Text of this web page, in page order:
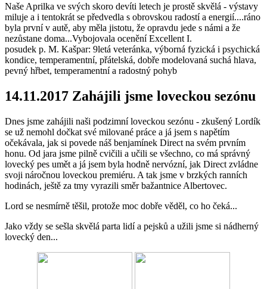
Naše Aprilka ve svých skoro devíti letech je prostě skvělá - výstavy
miluje a i tentokrát se předvedla s obrovskou radostí a energií....ráno
byla první v autě, aby měla jistotu, že opravdu jede s námi a že
nezůstane doma...Vybojovala ocenění Excellent I.
posudek p. M. Kašpar: 9letá veteránka, výborná fyzická i psychická
kondice, temperamentní, přátelská, dobře modelovaná suchá hlava,
pevný hřbet, temperamentní a radostný pohyb
14.11.2017 Zahájili jsme loveckou sezónu
Dnes jsme zahájili naši podzimní loveckou sezónu - zkušený Lordík
se už nemohl dočkat své milované práce a já jsem s napětím
očekávala, jak si povede náš benjamínek Direct na svém prvním
honu. Od jara jsme pilně cvičili a učili se všechno, co má správný
lovecký pes umět a já jsem byla hodně nervózní, jak Direct zvládne
svoji náročnou loveckou premiéru. A tak jsme v brzkých ranních
hodinách, ještě za tmy vyrazili směr bažantnice Albertovec.
Lord se nesmírně těšil, protože moc dobře věděl, co ho čeká...
Jako vždy se sešla skvělá parta lidí a pejsků a užili jsme si nádherný
lovecký den...